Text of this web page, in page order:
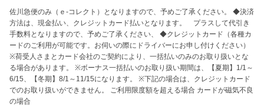
佐川急便のみ（ｅ-コレクト）となりますので、予めご了承ください。 ◆決済
方法は、現金払い、クレジットカード払いとなります。 プラスして代引き
手数料となりますので、予めご了承ください、 ◆クレジットカード（各種カ
ードのご利用が可能です。お伺いの際にドライバーにお申し付けください）
※荷受人さまとカード会社のご契約により、一括払いのみのお取り扱いとな
る場合があります。 ※ボーナス一括払いのお取り扱い期間は、【夏期】1/1～
6/15、【冬期】8/1～11/15になります。 ※下記の場合は、クレジットカード
でのお取り扱いができません。 ご利用限度額を超える場合 カードが磁気不良
の場合